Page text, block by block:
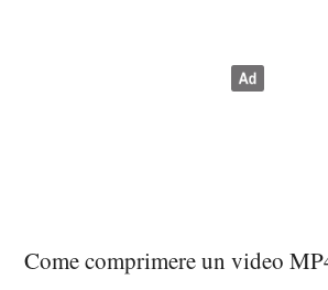
Come comprimere un video